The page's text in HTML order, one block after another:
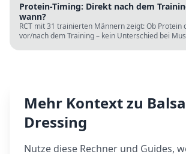
Protein-Timing: Direkt nach dem
wann?
RCT mit 31 trainierten Männern zeigt: Ob Protein
vor/nach dem Training – kein Unterschied bei
Mehr Kontext zu
Dressing
Nutze diese Rechner und Guides,